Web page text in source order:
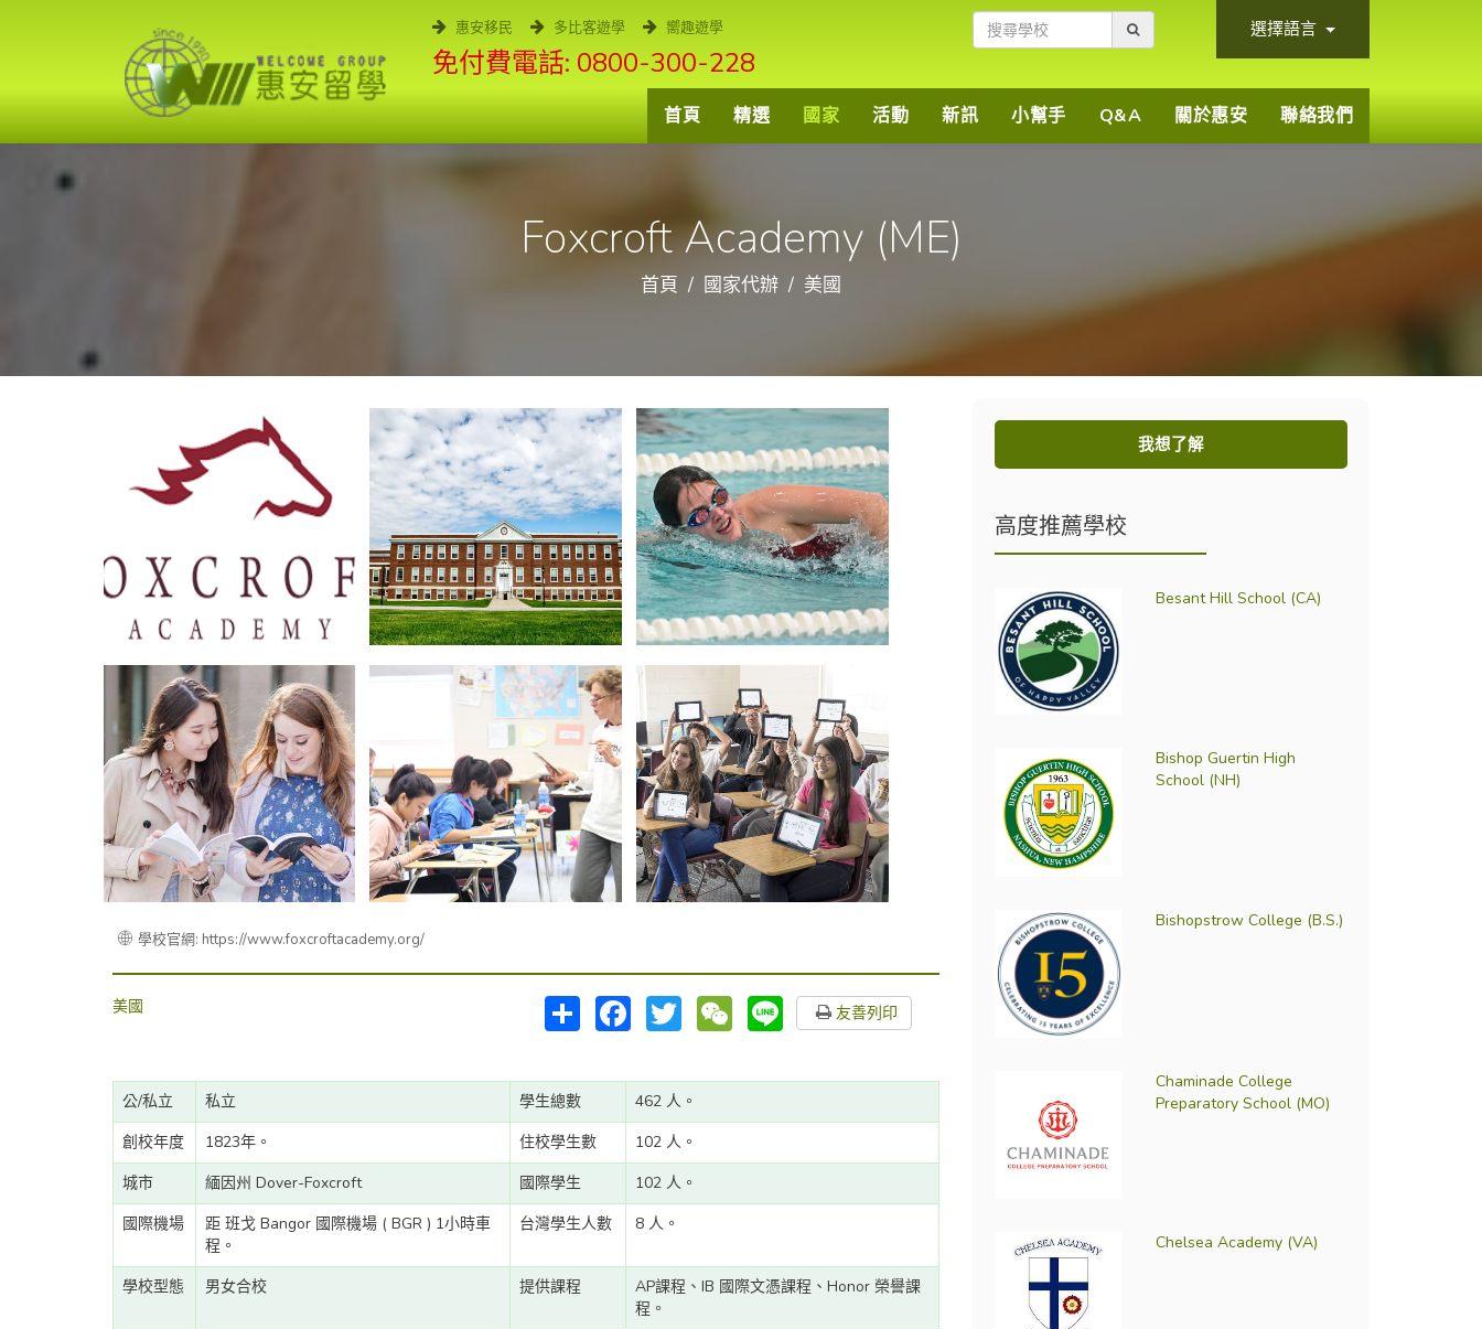
惠安移民 多比客遊學 嚮趣遊學
免付費電話: 0800-300-228
選擇語言
首頁 精選 國家 活動 新訊 小幫手 Q&A 關於惠安 聯絡我們
Foxcroft Academy (ME)
首頁 國家代辦 美國
學校官網: https://www.foxcroftacademy.org/
美國 FacebookTwitter WeChat Line 友善列印
公/私立 私立 學生總數
462 人。
創校年度
1823年。 住校學生數
102 人。
城市
緬因州 Dover-Foxcroft 國際學生
102 人。
國際機場
距 班戈 Bangor 國際機場 ( BGR ) 1小時車
程。
台灣學生人數 8 人。
學校型態 男女合校 提供課程
AP課程、IB 國際文憑課程、Honor 榮譽課
程。
我想了解
高度推薦學校
Besant Hill School (CA)
Bishop Guertin High
School (NH)
Bishopstrow College (B.S.)
Chaminade College
Preparatory School (MO)
Chelsea Academy (VA)